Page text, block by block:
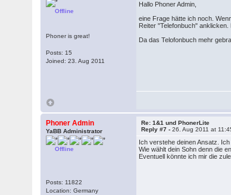
Offline
Phoner is great!
Posts: 15
Joined: 23. Aug 2011
Hallo Phoner Admin,
eine Frage hätte ich noch.
Reiter "Telefonbuch"
Da das Telofonbuch mehr
Phoner Admin
YaBB Administrator
Offline
Posts: 11822
Location: Germany
Re: 1&1 und PhonerLite
Reply #7 -26. Aug 2011 at
Ich verstehe deinen Ansatz.
Wie wählt dein Sohn denn die
Eventuell könnte ich mir die